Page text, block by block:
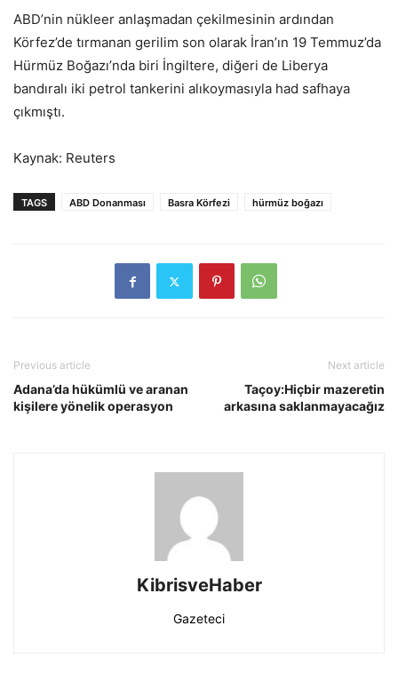
ABD’nin nükleer anlaşmadan çekilmesinin ardından
Körfez’de tırmanan gerilim son olarak İran’ın 19 Temmuz’da
Hürmüz Boğazı’nda biri İngiltere, diğeri de Liberya
bandıralı iki petrol tankerini alıkoymasıyla had safhaya
çıkmıştı.
Kaynak: Reuters
TAGS ABD Donanması Basra Körfezi hürmüz boğazı
Previous article
Adana’da hükümlü ve aranan
kişilere yönelik operasyon
Next article
Taçoy:Hiçbir mazeretin
arkasına saklanmayacağız
KibrisveHaber
Gazeteci